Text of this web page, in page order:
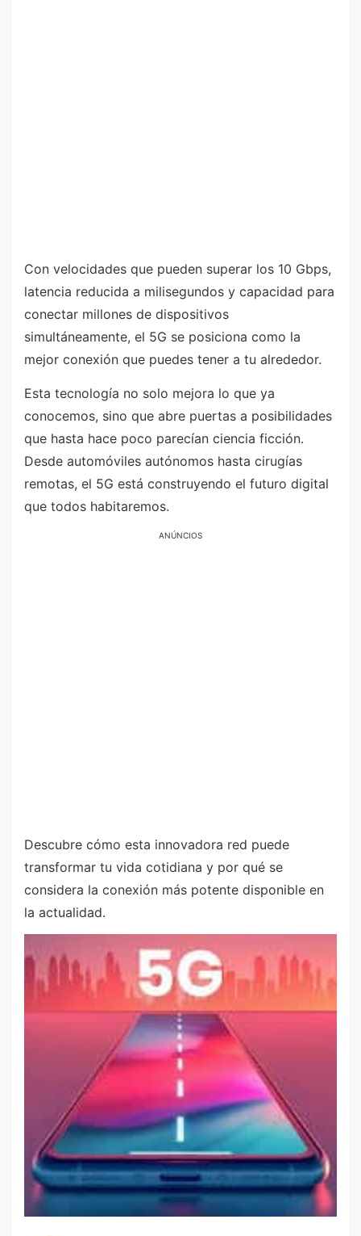
Con velocidades que pueden superar los 10 Gbps,
latencia reducida a milisegundos y capacidad para
conectar millones de dispositivos
simultáneamente, el 5G se posiciona como la
mejor conexión que puedes tener a tu alrededor.
Esta tecnología no solo mejora lo que ya
conocemos, sino que abre puertas a posibilidades
que hasta hace poco parecían ciencia ficción.
Desde automóviles autónomos hasta cirugías
remotas, el 5G está construyendo el futuro digital
que todos habitaremos.
ANÚNCIOS
Descubre cómo esta innovadora red puede
transformar tu vida cotidiana y por qué se
considera la conexión más potente disponible en
la actualidad.